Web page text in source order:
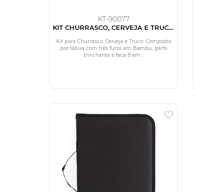
KT-90077
KIT CHURRASCO, CERVEJA E TRUCO
- 8 PÇS - C/ JOGO DE BARALHO
Kit para Churrasco, Cerveja e Truco. Composto
por tábua com três furos em Bambu; garfo
trinchante e faca 8 em...